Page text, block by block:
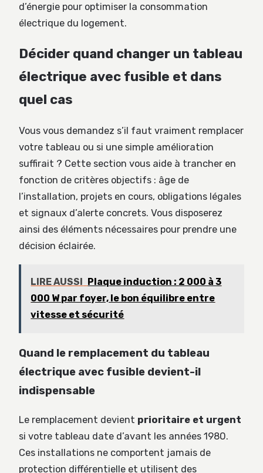
d’énergie pour optimiser la consommation
électrique du logement.
Décider quand changer un tableau
électrique avec fusible et dans
quel cas
Vous vous demandez s’il faut vraiment remplacer
votre tableau ou si une simple amélioration
suffirait ? Cette section vous aide à trancher en
fonction de critères objectifs : âge de
l’installation, projets en cours, obligations légales
et signaux d’alerte concrets. Vous disposerez
ainsi des éléments nécessaires pour prendre une
décision éclairée.
LIRE AUSSI Plaque induction : 2 000 à 3
000 W par foyer, le bon équilibre entre
vitesse et sécurité
Quand le remplacement du tableau
électrique avec fusible devient-il
indispensable
Le remplacement devient prioritaire et urgent
si votre tableau date d’avant les années 1980.
Ces installations ne comportent jamais de
protection différentielle et utilisent des